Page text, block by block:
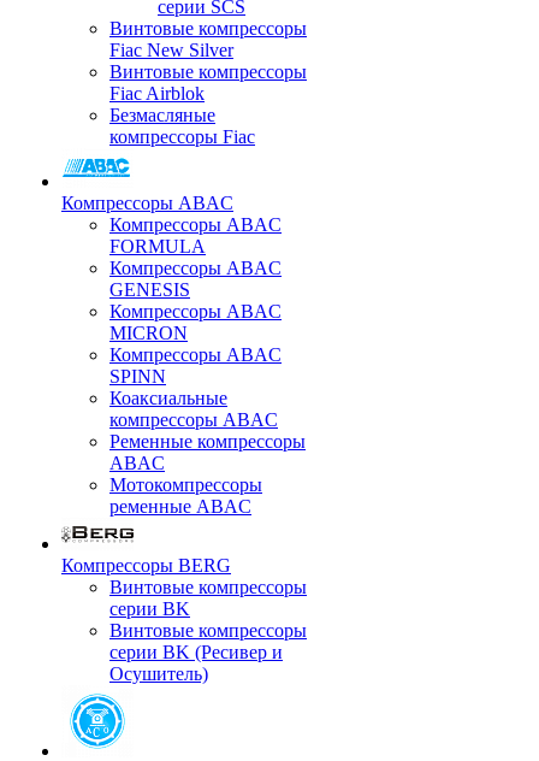
серии SCS
Винтовые компрессоры
Fiac New Silver
Винтовые компрессоры
Fiac Airblok
Безмасляные
компрессоры Fiac
Компрессоры ABAC
Компрессоры ABAC
FORMULA
Компрессоры ABAC
GENESIS
Компрессоры ABAC
MICRON
Компрессоры ABAC
SPINN
Коаксиальные
компрессоры ABAC
Ременные компрессоры
ABAC
Мотокомпрессоры
ременные ABAC
Компрессоры BERG
Винтовые компрессоры
серии BK
Винтовые компрессоры
серии BK (Ресивер и
Осушитель)